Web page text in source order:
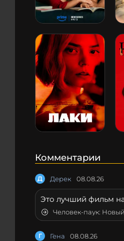
Комментарии
Д Дерек 08.08.26
Это лучший фильм
Человек-паук:
Г Гена 08.08.26